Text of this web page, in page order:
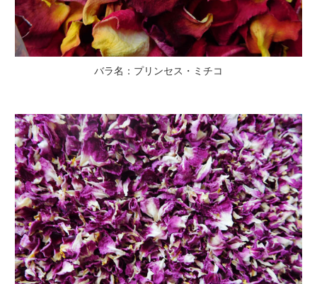
バラ名：プリンセス・ミチコ